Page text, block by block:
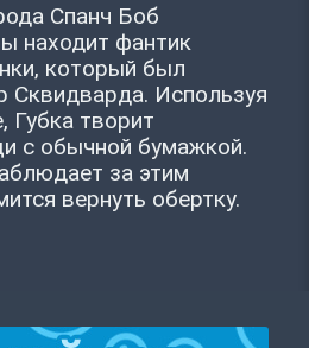
Спанч Боб
находит фантик
который был
Используя
Губка творит
с обычной бумажкой.
за этим
вернуть обертку.